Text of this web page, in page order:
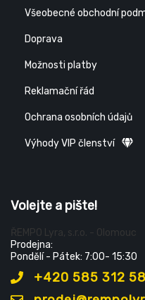
Všeobecné obchodní
Doprava
Možnosti platby
Reklamační řád
Ochrana osobních údajů
Výhody VIP členství
Volejte a pište!
ŘEMPO Lyra, s.r.o. - Olomouc
Prodejna:
Pondělí - Pátek: 7:00- 15:30
+420 585 312